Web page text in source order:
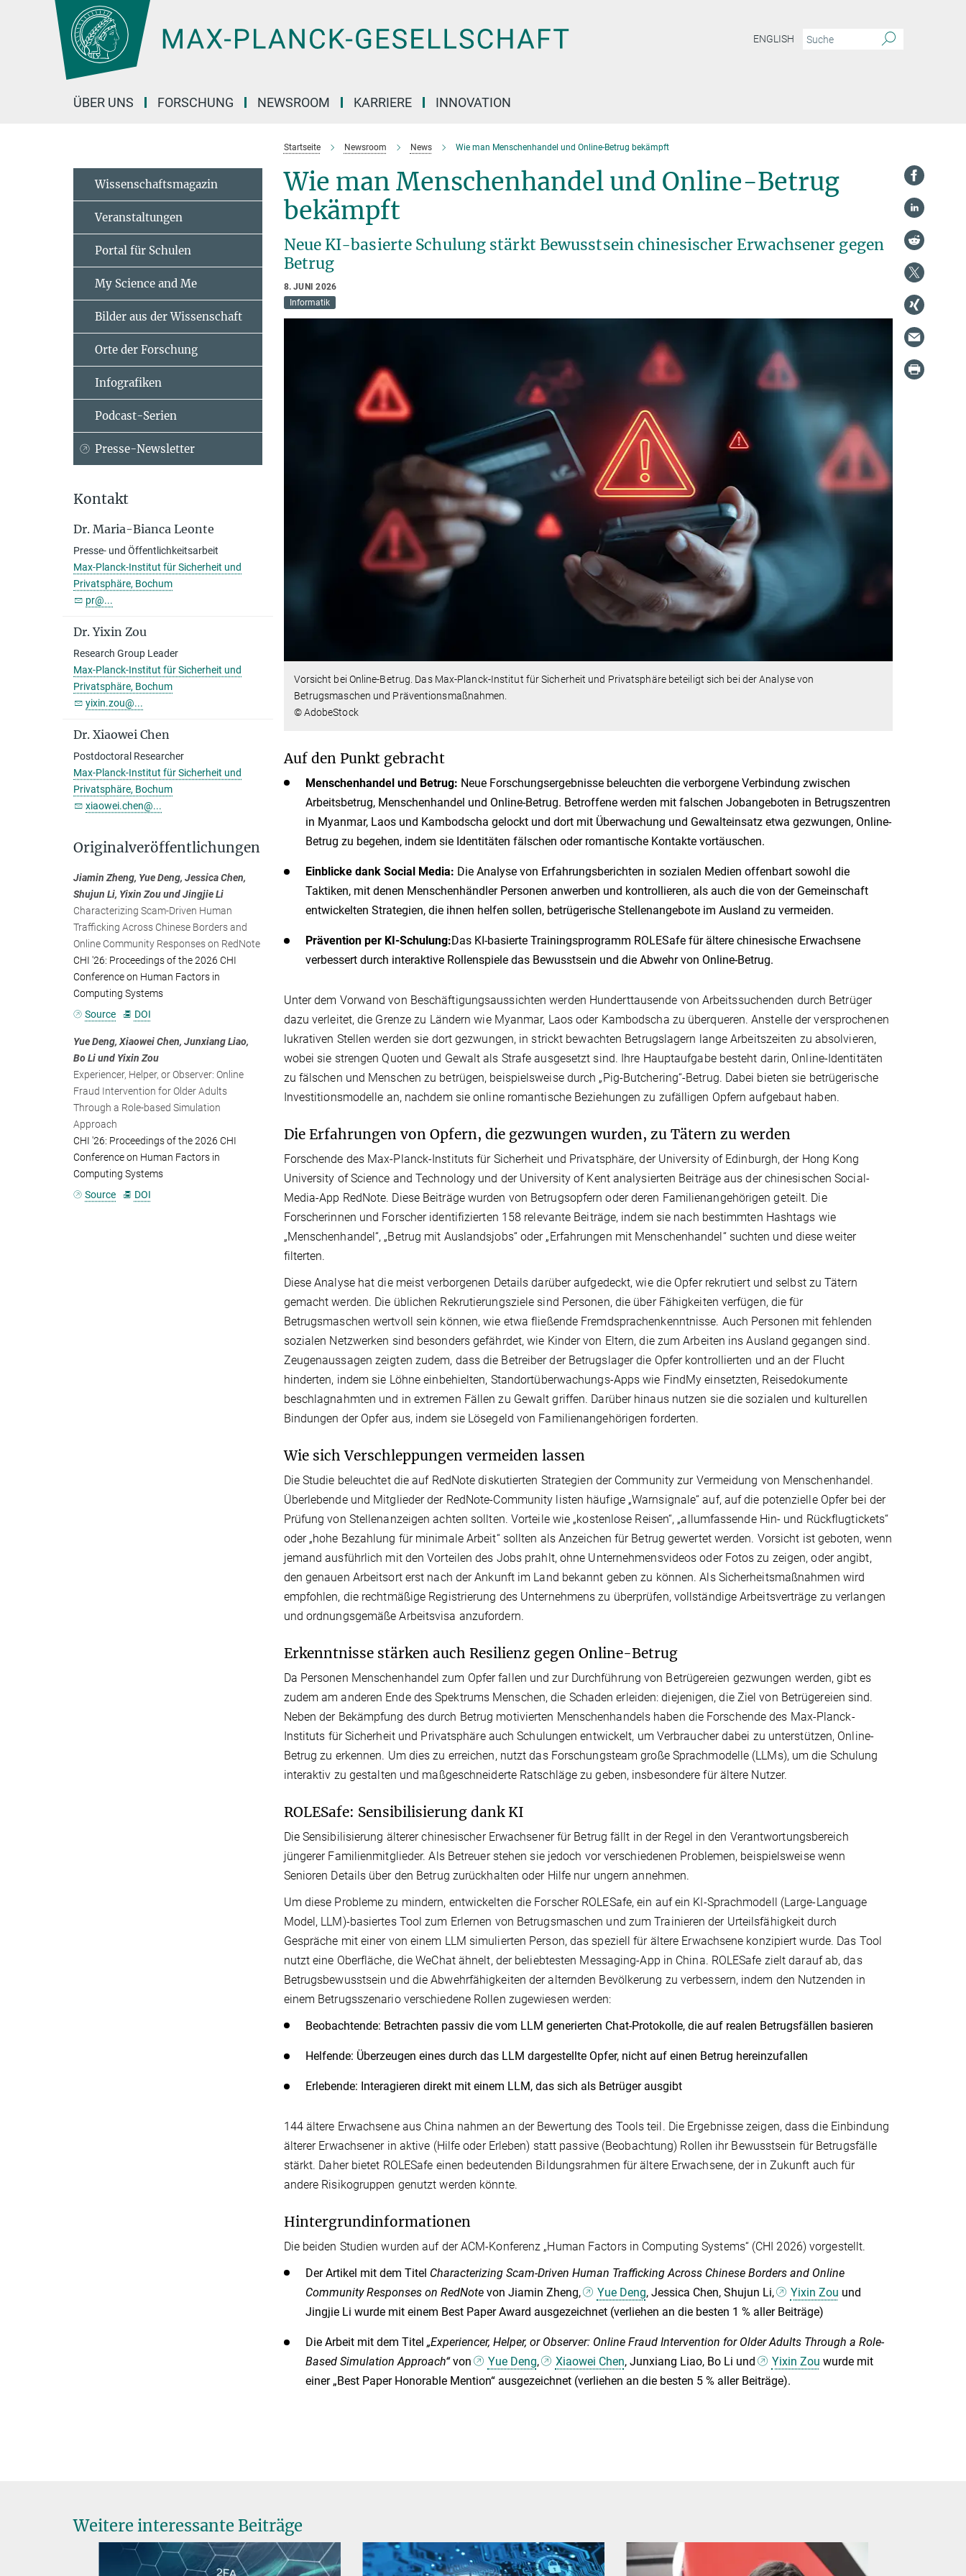
Hauptinhalt
ENGLISH
ÜBER UNS FORSCHUNG NEWSROOM KARRIERE INNOVATION
Startseite Newsroom News Wie man Menschenhandel und Online-Betrug bekämpft
Wie man Menschenhandel und Online-Betrug
bekämpft
Neue KI-basierte Schulung stärkt Bewusstsein chinesischer Erwachsener gegen
Betrug
8. JUNI 2026
Informatik
Vorsicht bei Online-Betrug. Das Max-Planck-Institut für Sicherheit und Privatsphäre beteiligt sich bei der Analyse von
Betrugsmaschen und Präventionsmaßnahmen.
© AdobeStock
Auf den Punkt gebracht
Menschenhandel und Betrug: Neue Forschungsergebnisse beleuchten die verborgene Verbindung zwischen
Arbeitsbetrug, Menschenhandel und Online-Betrug. Betroffene werden mit falschen Jobangeboten in Betrugszentren
in Myanmar, Laos und Kambodscha gelockt und dort mit Überwachung und Gewalteinsatz etwa gezwungen, Online-
Betrug zu begehen, indem sie Identitäten fälschen oder romantische Kontakte vortäuschen.
Einblicke dank Social Media: Die Analyse von Erfahrungsberichten in sozialen Medien offenbart sowohl die
Taktiken, mit denen Menschenhändler Personen anwerben und kontrollieren, als auch die von der Gemeinschaft
entwickelten Strategien, die ihnen helfen sollen, betrügerische Stellenangebote im Ausland zu vermeiden.
Prävention per KI-Schulung:Das KI-basierte Trainingsprogramm ROLESafe für ältere chinesische Erwachsene
verbessert durch interaktive Rollenspiele das Bewusstsein und die Abwehr von Online-Betrug.
Unter dem Vorwand von Beschäftigungsaussichten werden Hunderttausende von Arbeitssuchenden durch Betrüger
dazu verleitet, die Grenze zu Ländern wie Myanmar, Laos oder Kambodscha zu überqueren. Anstelle der versprochenen
lukrativen Stellen werden sie dort gezwungen, in strickt bewachten Betrugslagern lange Arbeitszeiten zu absolvieren,
wobei sie strengen Quoten und Gewalt als Strafe ausgesetzt sind. Ihre Hauptaufgabe besteht darin, Online-Identitäten
zu fälschen und Menschen zu betrügen, beispielsweise durch „Pig-Butchering“-Betrug. Dabei bieten sie betrügerische
Investitionsmodelle an, nachdem sie online romantische Beziehungen zu zufälligen Opfern aufgebaut haben.
Die Erfahrungen von Opfern, die gezwungen wurden, zu Tätern zu werden
Forschende des Max-Planck-Instituts für Sicherheit und Privatsphäre, der University of Edinburgh, der Hong Kong
University of Science and Technology und der University of Kent analysierten Beiträge aus der chinesischen Social-
Media-App RedNote. Diese Beiträge wurden von Betrugsopfern oder deren Familienangehörigen geteilt. Die
Forscherinnen und Forscher identifizierten 158 relevante Beiträge, indem sie nach bestimmten Hashtags wie
„Menschenhandel“, „Betrug mit Auslandsjobs“ oder „Erfahrungen mit Menschenhandel“ suchten und diese weiter
filterten.
Diese Analyse hat die meist verborgenen Details darüber aufgedeckt, wie die Opfer rekrutiert und selbst zu Tätern
gemacht werden. Die üblichen Rekrutierungsziele sind Personen, die über Fähigkeiten verfügen, die für
Betrugsmaschen wertvoll sein können, wie etwa fließende Fremdsprachenkenntnisse. Auch Personen mit fehlenden
sozialen Netzwerken sind besonders gefährdet, wie Kinder von Eltern, die zum Arbeiten ins Ausland gegangen sind.
Zeugenaussagen zeigten zudem, dass die Betreiber der Betrugslager die Opfer kontrollierten und an der Flucht
hinderten, indem sie Löhne einbehielten, Standortüberwachungs-Apps wie FindMy einsetzten, Reisedokumente
beschlagnahmten und in extremen Fällen zu Gewalt griffen. Darüber hinaus nutzen sie die sozialen und kulturellen
Bindungen der Opfer aus, indem sie Lösegeld von Familienangehörigen forderten.
Wie sich Verschleppungen vermeiden lassen
Die Studie beleuchtet die auf RedNote diskutierten Strategien der Community zur Vermeidung von Menschenhandel.
Überlebende und Mitglieder der RedNote-Community listen häufige „Warnsignale“ auf, auf die potenzielle Opfer bei der
Prüfung von Stellenanzeigen achten sollten. Vorteile wie „kostenlose Reisen“, „allumfassende Hin- und Rückflugtickets“
oder „hohe Bezahlung für minimale Arbeit“ sollten als Anzeichen für Betrug gewertet werden. Vorsicht ist geboten, wenn
jemand ausführlich mit den Vorteilen des Jobs prahlt, ohne Unternehmensvideos oder Fotos zu zeigen, oder angibt,
den genauen Arbeitsort erst nach der Ankunft im Land bekannt geben zu können. Als Sicherheitsmaßnahmen wird
empfohlen, die rechtmäßige Registrierung des Unternehmens zu überprüfen, vollständige Arbeitsverträge zu verlangen
und ordnungsgemäße Arbeitsvisa anzufordern.
Erkenntnisse stärken auch Resilienz gegen Online-Betrug
Da Personen Menschenhandel zum Opfer fallen und zur Durchführung von Betrügereien gezwungen werden, gibt es
zudem am anderen Ende des Spektrums Menschen, die Schaden erleiden: diejenigen, die Ziel von Betrügereien sind.
Neben der Bekämpfung des durch Betrug motivierten Menschenhandels haben die Forschende des Max-Planck-
Instituts für Sicherheit und Privatsphäre auch Schulungen entwickelt, um Verbraucher dabei zu unterstützen, Online-
Betrug zu erkennen. Um dies zu erreichen, nutzt das Forschungsteam große Sprachmodelle (LLMs), um die Schulung
interaktiv zu gestalten und maßgeschneiderte Ratschläge zu geben, insbesondere für ältere Nutzer.
ROLESafe: Sensibilisierung dank KI
Die Sensibilisierung älterer chinesischer Erwachsener für Betrug fällt in der Regel in den Verantwortungsbereich
jüngerer Familienmitglieder. Als Betreuer stehen sie jedoch vor verschiedenen Problemen, beispielsweise wenn
Senioren Details über den Betrug zurückhalten oder Hilfe nur ungern annehmen.
Um diese Probleme zu mindern, entwickelten die Forscher ROLESafe, ein auf ein KI-Sprachmodell (Large-Language
Model, LLM)-basiertes Tool zum Erlernen von Betrugsmaschen und zum Trainieren der Urteilsfähigkeit durch
Gespräche mit einer von einem LLM simulierten Person, das speziell für ältere Erwachsene konzipiert wurde. Das Tool
nutzt eine Oberfläche, die WeChat ähnelt, der beliebtesten Messaging-App in China. ROLESafe zielt darauf ab, das
Betrugsbewusstsein und die Abwehrfähigkeiten der alternden Bevölkerung zu verbessern, indem den Nutzenden in
einem Betrugsszenario verschiedene Rollen zugewiesen werden:
Beobachtende: Betrachten passiv die vom LLM generierten Chat-Protokolle, die auf realen Betrugsfällen basieren
Helfende: Überzeugen eines durch das LLM dargestellte Opfer, nicht auf einen Betrug hereinzufallen
Erlebende: Interagieren direkt mit einem LLM, das sich als Betrüger ausgibt
144 ältere Erwachsene aus China nahmen an der Bewertung des Tools teil. Die Ergebnisse zeigen, dass die Einbindung
älterer Erwachsener in aktive (Hilfe oder Erleben) statt passive (Beobachtung) Rollen ihr Bewusstsein für Betrugsfälle
stärkt. Daher bietet ROLESafe einen bedeutenden Bildungsrahmen für ältere Erwachsene, der in Zukunft auch für
andere Risikogruppen genutzt werden könnte.
Hintergrundinformationen
Die beiden Studien wurden auf der ACM-Konferenz „Human Factors in Computing Systems“ (CHI 2026) vorgestellt.
Der Artikel mit dem Titel Characterizing Scam-Driven Human Trafficking Across Chinese Borders and Online
Community Responses on RedNotevon Jiamin Zheng, Yue Deng, Jessica Chen, Shujun Li, Yixin Zou und
Jingjie Li wurde mit einem Best Paper Award ausgezeichnet (verliehen an die besten 1 % aller Beiträge)
Die Arbeit mit dem Titel „Experiencer, Helper, or Observer: Online Fraud Intervention for Older Adults Through a Role-
Based Simulation Approach“von Yue Deng, Xiaowei Chen, Junxiang Liao, Bo Li und Yixin Zou wurde mit
einer „Best Paper Honorable Mention“ ausgezeichnet (verliehen an die besten 5 % aller Beiträge).
Wissenschaftsmagazin
Veranstaltungen
Portal für Schulen
My Science and Me
Bilder aus der Wissenschaft
Orte der Forschung
Infografiken
Podcast-Serien
Presse-Newsletter
Kontakt
Dr. Maria-Bianca Leonte
Presse- und Öffentlichkeitsarbeit
Max-Planck-Institut für Sicherheit und
Privatsphäre, Bochum
pr@...
Dr. Yixin Zou
Research Group Leader
Max-Planck-Institut für Sicherheit und
Privatsphäre, Bochum
yixin.zou@...
Dr. Xiaowei Chen
Postdoctoral Researcher
Max-Planck-Institut für Sicherheit und
Privatsphäre, Bochum
xiaowei.chen@...
Originalveröffentlichungen
Jiamin Zheng, Yue Deng, Jessica Chen,
Shujun Li, Yixin Zou und Jingjie Li
Characterizing Scam-Driven Human
Trafficking Across Chinese Borders and
Online Community Responses on RedNote
CHI '26: Proceedings of the 2026 CHI
Conference on Human Factors in
Computing Systems
Source
DOI
Yue Deng, Xiaowei Chen, Junxiang Liao,
Bo Li und Yixin Zou
Experiencer, Helper, or Observer: Online
Fraud Intervention for Older Adults
Through a Role-based Simulation
Approach
CHI '26: Proceedings of the 2026 CHI
Conference on Human Factors in
Computing Systems
Source
DOI
Weitere interessante Beiträge